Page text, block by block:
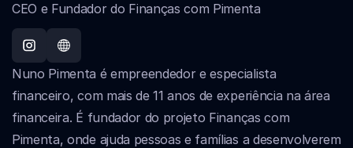
CEO e Fundador do Finanças com Pimenta
Nuno Pimenta é empreendedor e especialista
financeiro, com mais de 11 anos de experiência na área
financeira. É fundador do projeto Finanças com
Pimenta, onde ajuda pessoas e famílias a desenvolverem